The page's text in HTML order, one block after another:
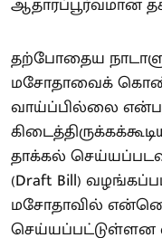
தற்போதைய
மசோதாவைக்
வாய்ப்பில்லை
தாக்கல்
(Draft Bill)
மசோதாவில்
செய்யப்பட்டுள்ளன